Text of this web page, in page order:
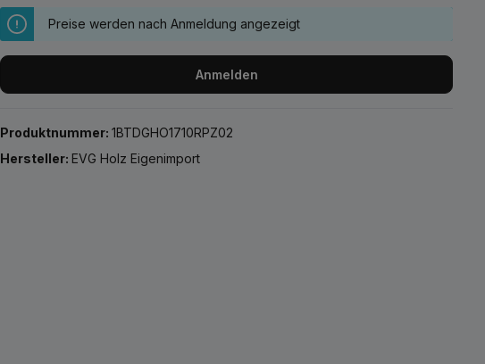
Preise werden nach Anmeldung angezeigt
Anmelden
Produktnummer:1BTDGHO1710RPZ02
Hersteller:EVG Holz Eigenimport